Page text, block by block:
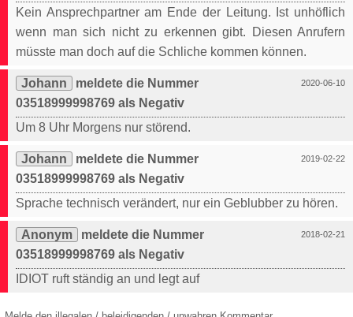
Kein Ansprechpartner am Ende der Leitung. Ist unhöflich
wenn man sich nicht zu erkennen gibt. Diesen Anrufern
müsste man doch auf die Schliche kommen können.
2020-06-10
Johann
meldete die Nummer
03518999998769 als Negativ
Um 8 Uhr Morgens nur störend.
2019-02-22
Johann
meldete die Nummer
03518999998769 als Negativ
Sprache technisch verändert, nur ein Geblubber zu hören.
2018-02-21
Anonym
meldete die Nummer
03518999998769 als Negativ
IDIOT ruft ständig an und legt auf